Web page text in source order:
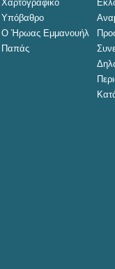
Χαρτογραφικό
Υπόβαθρο
Ο Ήρωας Εμμανουήλ
Παπάς